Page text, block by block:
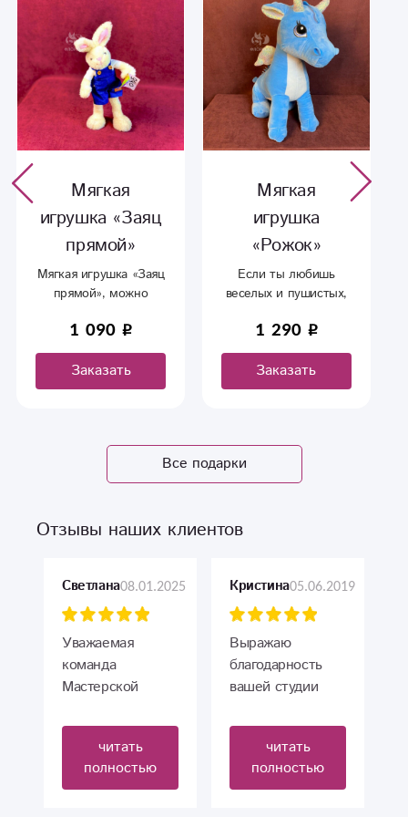
Мягкая
игрушка «Заяц
прямой»
Мягкая игрушка «Заяц
прямой», можно
направление ног.
1 090
Заказать
Мягкая
игрушка
«Рожок»
Если ты любишь
веселых и пушистых,
животные как раз для
тебя
1 290
Заказать
Все подарки
Отзывы наших клиентов
Светлана08.01.2025
Уважаемая
команда
Мастерской
"ФлорИСКа"!
ОГРОМНОЕ ВАМ
СПАСИБО, ЗА
читать
полностью
Кристина05.06.2019
Выражаю
благодарность
вашей студии
прекрасный
букет невесты!
Точное
попадание в
читать
полностью